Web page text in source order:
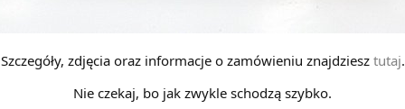
Szczegóły, zdjęcia oraz informacje o zamówieniu znajdziesz tutaj.
Nie czekaj, bo jak zwykle schodzą szybko.